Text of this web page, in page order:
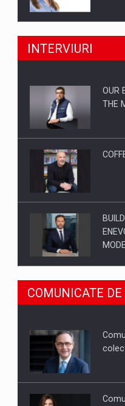
INTERVIURI
OUR
THE
COMUNICATE